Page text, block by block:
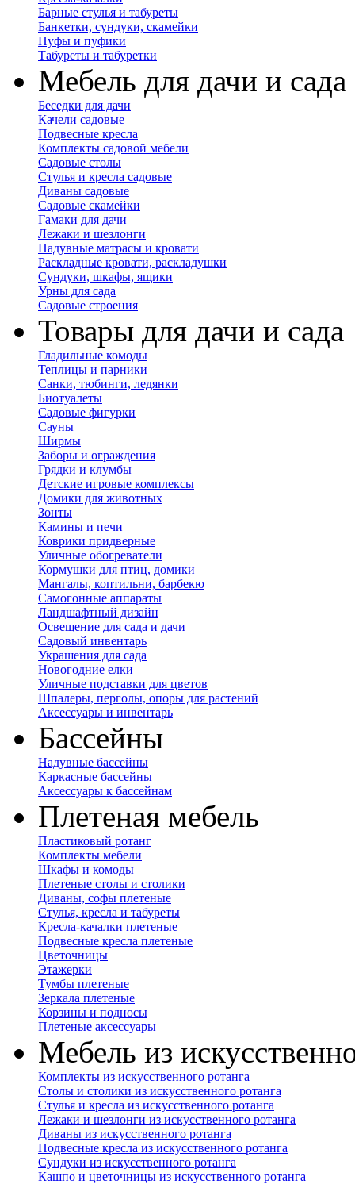
Барные стулья и табуреты
Банкетки, сундуки, скамейки
Пуфы и пуфики
Табуреты и табуретки
Мебель для дачи и сада
Беседки для дачи
Качели садовые
Подвесные кресла
Комплекты садовой мебели
Садовые столы
Стулья и кресла садовые
Диваны садовые
Садовые скамейки
Гамаки для дачи
Лежаки и шезлонги
Надувные матрасы и кровати
Раскладные кровати, раскладушки
Сундуки, шкафы, ящики
Урны для сада
Садовые строения
Товары для дачи и сада
Гладильные комоды
Теплицы и парники
Санки, тюбинги, ледянки
Биотуалеты
Садовые фигурки
Сауны
Ширмы
Заборы и ограждения
Грядки и клумбы
Детские игровые комплексы
Домики для животных
Зонты
Камины и печи
Коврики придверные
Уличные обогреватели
Кормушки для птиц, домики
Мангалы, коптильни, барбекю
Самогонные аппараты
Ландшафтный дизайн
Освещение для сада и дачи
Садовый инвентарь
Украшения для сада
Новогодние елки
Уличные подставки для цветов
Шпалеры, перголы, опоры для растений
Аксессуары и инвентарь
Бассейны
Надувные бассейны
Каркасные бассейны
Аксессуары к бассейнам
Плетеная мебель
Пластиковый ротанг
Комплекты мебели
Шкафы и комоды
Плетеные столы и столики
Диваны, софы плетеные
Стулья, кресла и табуреты
Кресла-качалки плетеные
Подвесные кресла плетеные
Цветочницы
Этажерки
Тумбы плетеные
Зеркала плетеные
Корзины и подносы
Плетеные аксессуары
Мебель из
Комплекты из искусственного ротанга
Столы и столики из искусственного ротанга
Стулья и кресла из искусственного ротанга
Лежаки и шезлонги из искусственного ротанга
Диваны из искусственного ротанга
Подвесные кресла из искусственного ротанга
Сундуки из искусственного ротанга
Кашпо и цветочницы из искусственного ротанга